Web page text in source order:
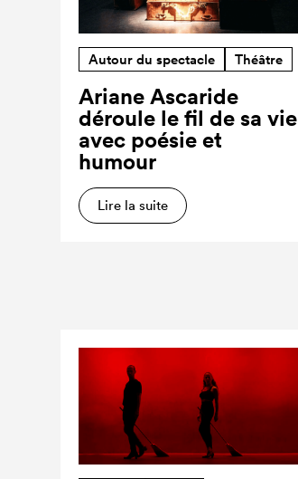
Autour du spectacle Théâtre
Ariane Ascaride
déroule le fil de sa vie
avec poésie et
humour
Lire la suite